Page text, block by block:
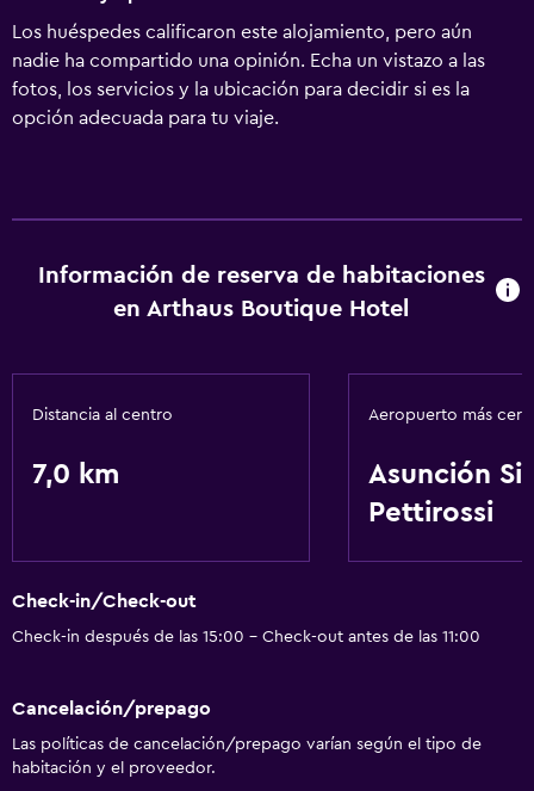
Los huéspedes calificaron este alojamiento, pero aún
nadie ha compartido una opinión. Echa un vistazo a las
fotos, los servicios y la ubicación para decidir si es la
opción adecuada para tu viaje.
Información de reserva de habitaciones
en Arthaus Boutique Hotel
Distancia al centro
7,0 km
Aeropuerto más
Asunción
Pettirossi
Check-in/Check-out
Check-in después de las 15:00 - Check-out antes de las 11:00
Cancelación/prepago
Las políticas de cancelación/prepago varían según el tipo de
habitación y el proveedor.